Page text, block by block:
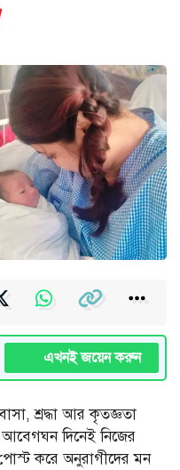
এখনই জয়েন করুন
শ্রদ্ধা আর কৃতজ্ঞতা
দিনেই নিজের
করে অনুরাগীদের মন